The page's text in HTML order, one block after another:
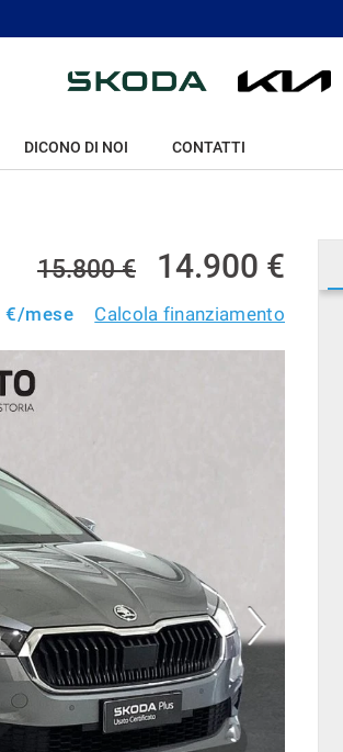
DICONO DI NOI CONTATTI
15.800 € 14.900 €
€/mese Calcola finanziamento